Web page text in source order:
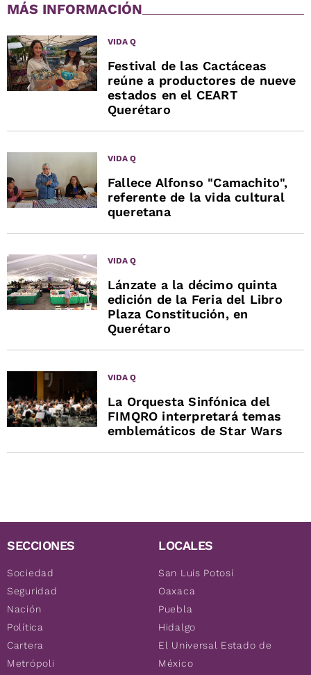
MÁS INFORMACIÓN
VIDA Q
Festival de las Cactáceas
reúne a productores de nueve
estados en el CEART
Querétaro
VIDA Q
Fallece Alfonso "Camachito",
referente de la vida cultural
queretana
VIDA Q
Lánzate a la décimo quinta
edición de la Feria del Libro
Plaza Constitución, en
Querétaro
VIDA Q
La Orquesta Sinfónica del
FIMQRO interpretará temas
emblemáticos de Star Wars
SECCIONES
Sociedad
Seguridad
Nación
Política
Cartera
Metrópoli
LOCALES
San Luis Potosí
Oaxaca
Puebla
Hidalgo
El Universal Estado de
México